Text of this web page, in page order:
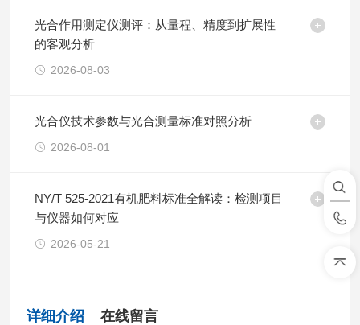
光合作用测定仪测评：从量程、精度到扩展性
的客观分析
2026-08-03
光合仪技术参数与光合测量标准对照分析
2026-08-01
NY/T 525-2021有机肥料标准全解读：检测项目
与仪器如何对应
2026-05-21
详细介绍 在线留言